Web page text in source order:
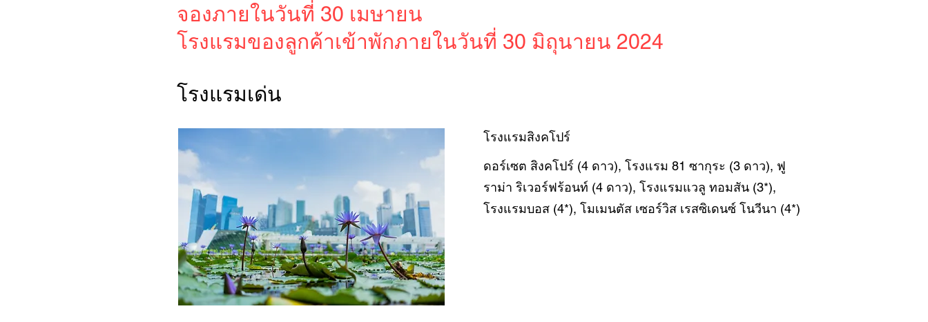
จองภายในวันที่ 30 เมษายน
โรงแรมของลูกค้าเข้าพักภายในวันที่ 30 มิถุนายน 2024
โรงแรมเด่น
โรงแรมสิงคโปร์
ดอร์เซต สิงคโปร์ (4 ดาว), โรงแรม 81 ซากุระ (3 ดาว), ฟู
ราม่า ริเวอร์ฟร้อนท์ (4 ดาว), โรงแรมแวลู ทอมสัน (3*),
โรงแรมบอส (4*), โมเมนตัส เซอร์วิส เรสซิเดนซ์ โนวีนา (4*)